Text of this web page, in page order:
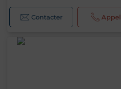
Contacter